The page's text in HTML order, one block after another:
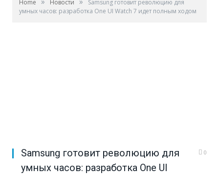
Home Новости
Samsung готовит революцию для
умных часов: разработка One UI Watch 7 идет полным ходом
Samsung готовит революцию для
умных часов: разработка One UI
0